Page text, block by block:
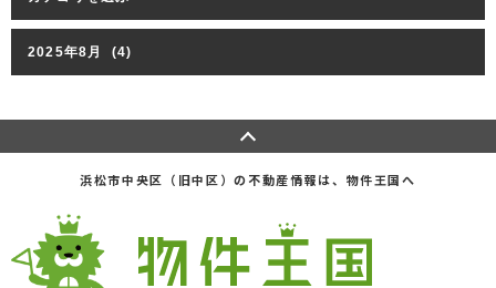
浜松市中央区（旧中区）の不動産情報は、物件王国へ